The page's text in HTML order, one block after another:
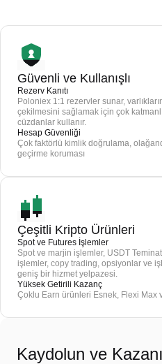
Güvenli ve Kullanışlı
Rezerv Kanıtı
Poloniex 1:1 rezervler sunar,
çekilmesini sağlamak için çok
cüzdanlar kullanır.
Hesap Güvenliği
Çok faktörlü kimlik doğrulama,
geçirme koruması
Çeşitli Kripto Ürünleri
Spot ve Futures İşlemler
Spot ve marjin işlemler, USDT
işlemler, copy trading, opsiyonlar ve
geniş bir hizmet yelpazesi.
Yüksek Getirili Kazanç
Çoklu Earn ürünleri Esnek, Flexi Max
Kaydolun ve